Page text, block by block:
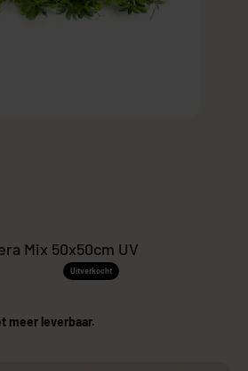
Mix 50x50cm UV
Uitverkocht
meer leverbaar.